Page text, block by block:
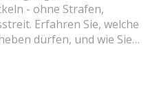
- ohne Strafen,
Erfahren Sie, welche
dürfen, und wie Sie